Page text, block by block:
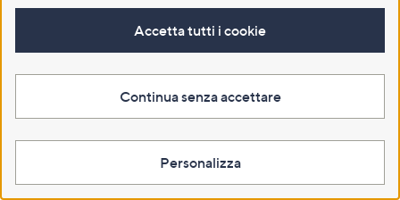
Accetta tutti i cookie
Continua senza accettare
Personalizza